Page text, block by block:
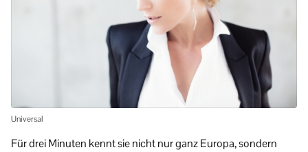
Universal
Für drei Minuten kennt sie nicht nur ganz Europa, sondern